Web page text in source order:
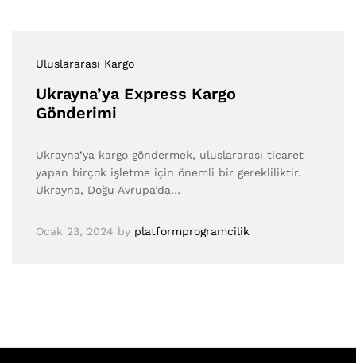
Uluslararası Kargo
Ukrayna’ya Express Kargo
Gönderimi
Ukrayna’ya kargo göndermek, uluslararası ticaret
yapan birçok işletme için önemli bir gerekliliktir.
Ukrayna, Doğu Avrupa’da…
Ocak 23, 2024 by platformprogramcilik